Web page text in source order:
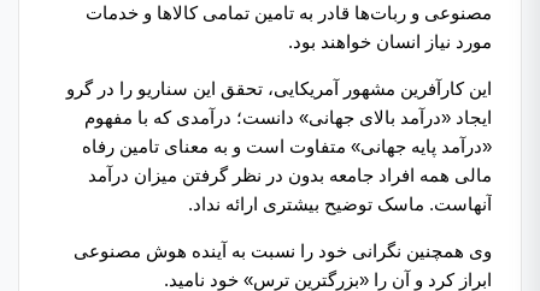
مصنوعی و ربات‌ها قادر به تامین تمامی کالاها و خدمات
مورد نیاز انسان خواهند بود.
این کارآفرین مشهور آمریکایی، تحقق این سناریو را در گرو
ایجاد «درآمد بالای جهانی» دانست؛ درآمدی که با مفهوم
«درآمد پایه جهانی» متفاوت است و به معنای تامین رفاه
مالی همه افراد جامعه بدون در نظر گرفتن میزان درآمد
آنهاست. ماسک توضیح بیشتری ارائه نداد.
وی همچنین نگرانی خود را نسبت به آینده هوش مصنوعی
ابراز کرد و آن را «بزرگترین ترس» خود نامید.